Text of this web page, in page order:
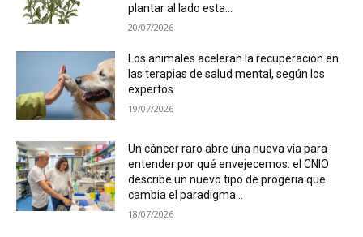
plantar al lado esta...
20/07/2026
Los animales aceleran la recuperación en
las terapias de salud mental, según los
expertos
19/07/2026
Un cáncer raro abre una nueva vía para
entender por qué envejecemos: el CNIO
describe un nuevo tipo de progeria que
cambia el paradigma...
18/07/2026